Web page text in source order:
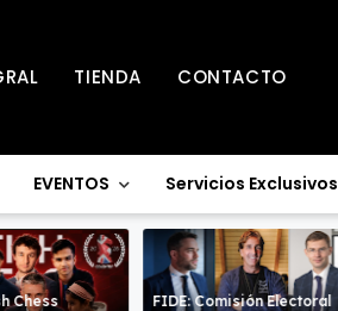
TIENDA CONTACTO
EVENTOS Servicios Exclusivos
Chess
FIDE: Comisión Electoral